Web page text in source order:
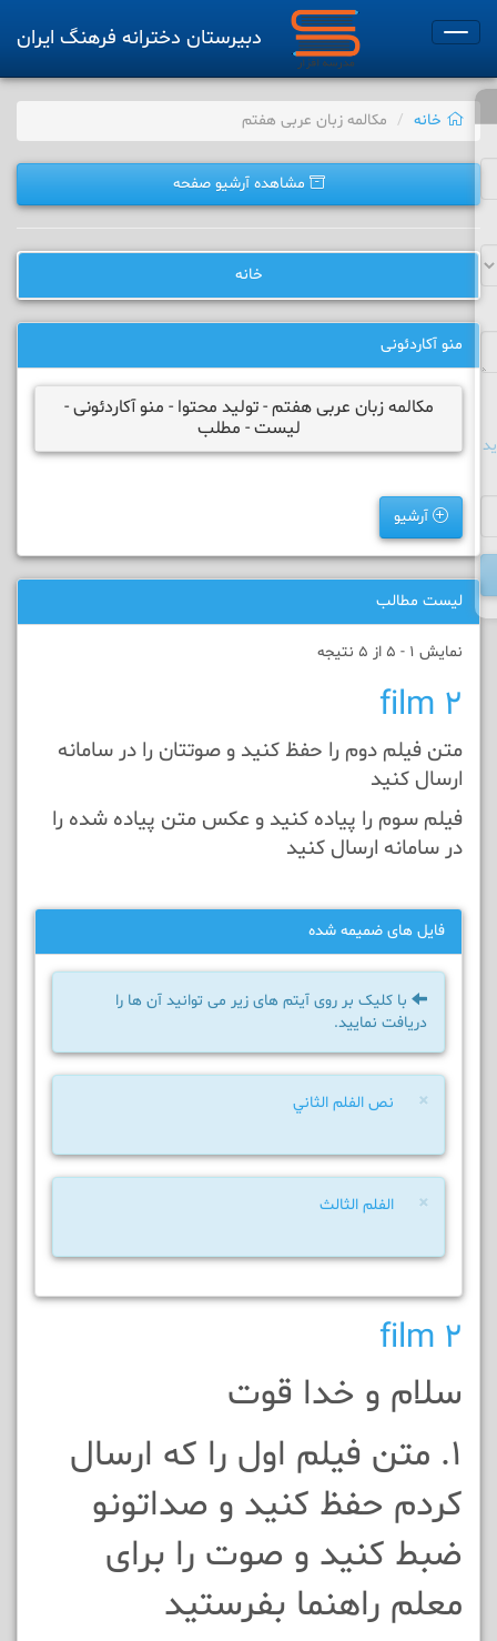
Toggle
دبیرستان دخترانه فرهنگ ایران
خانه مکالمه زبان عربی هفتم
مشاهده آرشیو صفحه
خانه
منو آکاردئونی
مکالمه زبان عربی هفتم - تولید محتوا - منو آکاردئونی -
لیست - مطلب
آرشیو
لیست مطالب
نمایش 1 - 5 از 5 نتیجه
film 2
متن فيلم دوم را حفظ کنيد و صوتتان را در سامانه
ارسال کنيد
فیلم سوم را پیاده کنيد و عکس متن پیاده شده را
در سامانه ارسال کنيد
فایل های ضمیمه شده
با کلیک بر روی آیتم های زیر می توانید آن ها را
دریافت نمایید.
× نص الفلم الثاني
× الفلم الثالث
film 2
سلام و خدا قوت
1. متن فيلم اول را که ارسال
کردم حفظ کنيد و صداتونو
ضبط کنيد و صوت را برای
معلم راهنما بفرستيد